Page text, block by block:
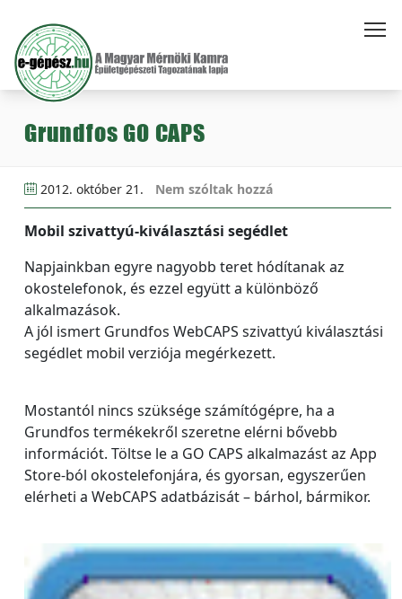
Grundfos GO CAPS
2012. október 21. Nem szóltak hozzá
Mobil szivattyú-kiválasztási segédlet
Napjainkban egyre nagyobb teret hódítanak az
okostelefonok, és ezzel együtt a különböző
alkalmazások.
A jól ismert Grundfos WebCAPS szivattyú kiválasztási
segédlet mobil verziója megérkezett.
Mostantól nincs szüksége számítógépre, ha a
Grundfos termékekről szeretne elérni bővebb
információt. Töltse le a GO CAPS alkalmazást az App
Store-ból okostelefonjára, és gyorsan, egyszerűen
elérheti a WebCAPS adatbázisát – bárhol, bármikor.